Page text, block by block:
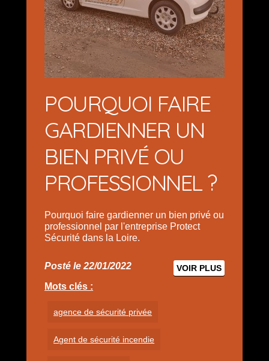
POURQUOI FAIRE
GARDIENNER UN
BIEN PRIVÉ OU
PROFESSIONNEL ?
Pourquoi faire gardienner un bien privé ou
professionnel par l'entreprise Protect
Sécurité dans la Loire.
Posté le 22/01/2022 VOIR PLUS
Mots clés :
agence de sécurité privée
Agent de sécurité incendie